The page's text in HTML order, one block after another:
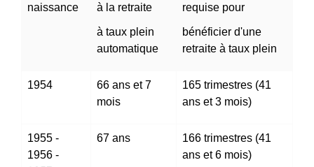
naissance
à la retraite
à taux plein
automatique
requise pour
bénéficier d'une
retraite à taux plein
1954
66 ans et 7
mois
165 trimestres (41
ans et 3 mois)
1955 -
1956 -
67 ans
166 trimestres (41
ans et 6 mois)